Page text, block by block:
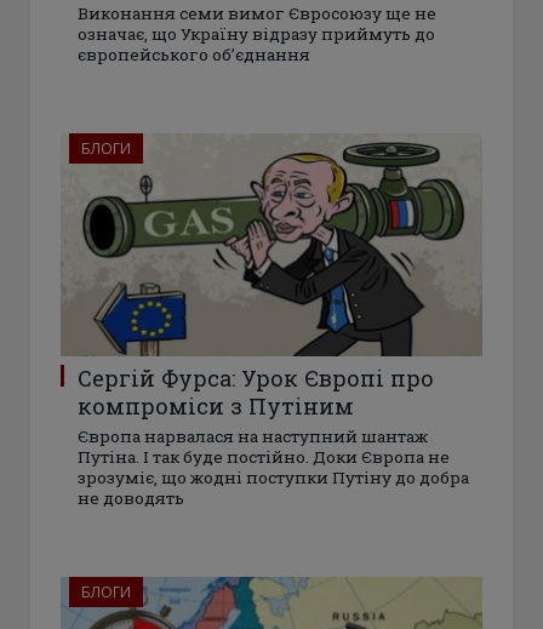
Виконання семи вимог Євросоюзу ще не
означає, що Україну відразу приймуть до
європейського об’єднання
БЛОГИ
Сергій Фурса: Урок Європі про
компроміси з Путіним
Європа нарвалася на наступний шантаж
Путіна. І так буде постійно. Доки Європа не
зрозуміє, що жодні поступки Путіну до добра
не доводять
БЛОГИ